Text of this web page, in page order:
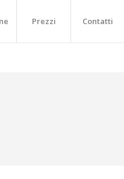
Prezzi Contatti